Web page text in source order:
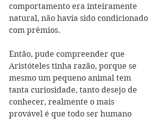
comportamento era inteiramente
natural, não havia sido condicionado
com prêmios.
Então, pude compreender que
Aristóteles tinha razão, porque se
mesmo um pequeno animal tem
tanta curiosidade, tanto desejo de
conhecer, realmente o mais
provável é que todo ser humano